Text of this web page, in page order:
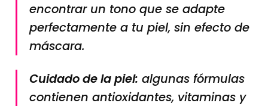
encontrar un tono que se adapte
perfectamente a tu piel, sin efecto de
máscara.
Cuidado de la piel: algunas fórmulas
contienen antioxidantes, vitaminas y